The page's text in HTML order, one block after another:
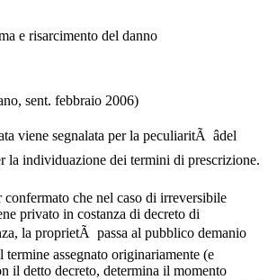
e risarcimento del danno
sent. febbraio 2006)
viene segnalata per la peculiaritÃ âdel
la individuazione dei termini di prescrizione.
che nel caso di irreversibile
privato in costanza di decreto di
la proprietÃ passa al pubblico demanio
termine assegnato originariamente (e
il detto decreto, determina il momento